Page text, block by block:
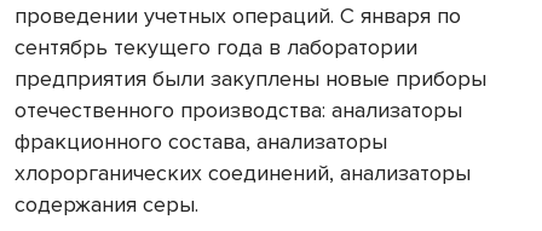
проведении учетных операций. С января по
сентябрь текущего года в лаборатории
предприятия были закуплены новые приборы
отечественного производства: анализаторы
фракционного состава, анализаторы
хлорорганических соединений, анализаторы
содержания серы.